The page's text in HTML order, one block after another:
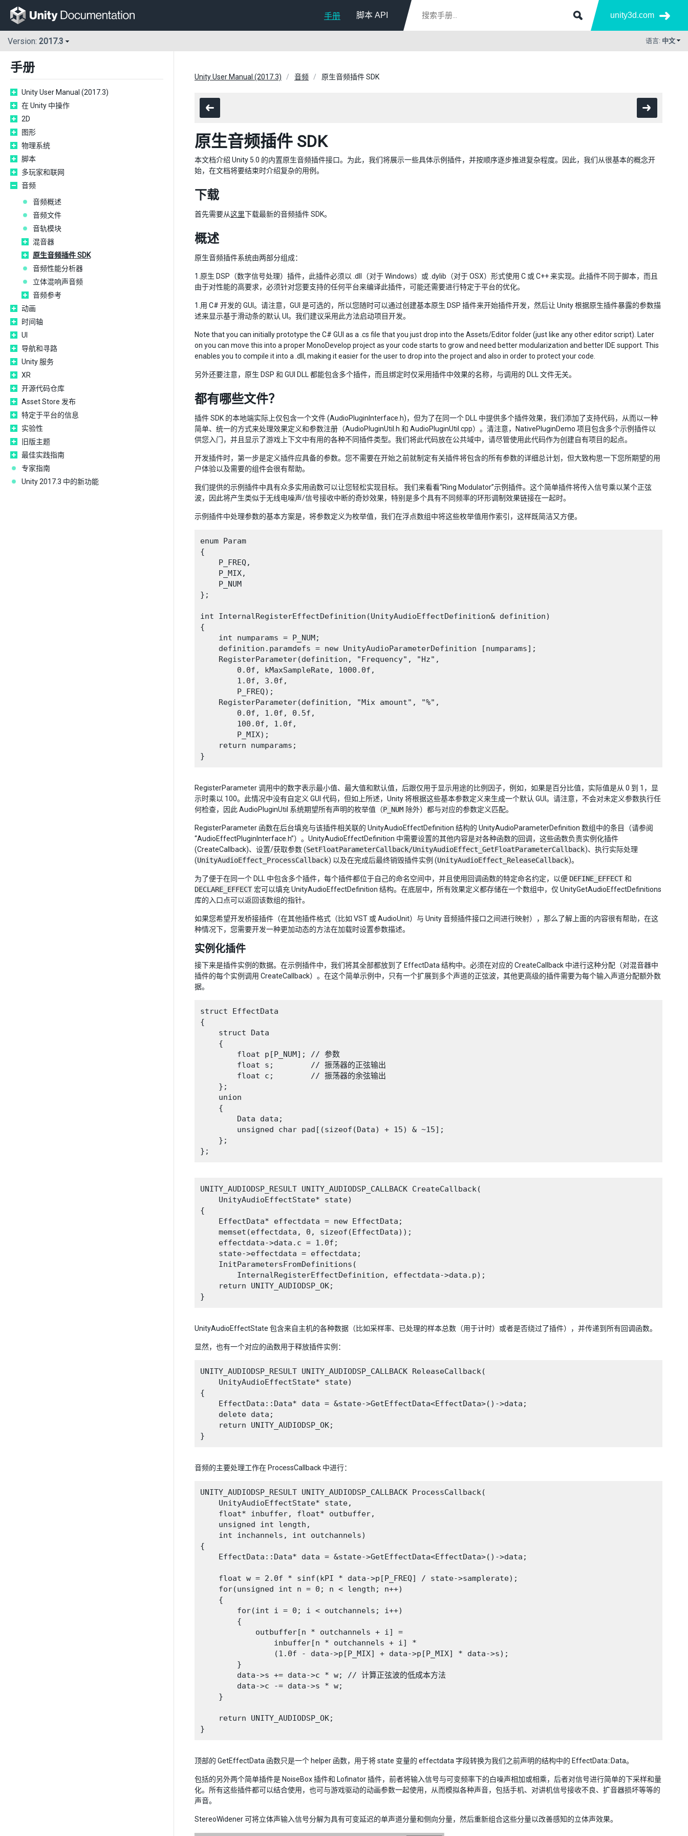
手册 脚本 API unity3d.com
Version: 2017.3 语言: 中文
手册
Unity User Manual (2017.3)
在 Unity 中操作
2D
图形
物理系统
脚本
多玩家和联网
音频
音频概述
音频文件
音轨模块
混音器
原生音频插件 SDK
音频性能分析器
立体混响声音频
音频参考
动画
时间轴
UI
导航和寻路
Unity 服务
XR
开源代码仓库
Asset Store 发布
特定于平台的信息
实验性
旧版主题
最佳实践指南
专家指南
Unity 2017.3 中的新功能
Unity User Manual (2017.3) 音频 原生音频插件 SDK
原生音频插件 SDK
本文档介绍 Unity 5.0 的内置原生音频插件接口。为此，我们将展示一些具体示例插件，并按顺序逐步推进复杂程度。因此，我们从很基本的概念开
始，在文档将要结束时介绍复杂的用例。
下载
首先需要从这里下载最新的音频插件 SDK。
概述
原生音频插件系统由两部分组成：
1.原生 DSP（数字信号处理）插件，此插件必须以 .dll（对于 Windows）或 .dylib（对于 OSX）形式使用 C 或 C++ 来实现。此插件不同于脚本，而且
由于对性能的高要求，必须针对您要支持的任何平台来编译此插件，可能还需要进行特定于平台的优化。
1.用 C# 开发的 GUI。请注意，GUI 是可选的，所以您随时可以通过创建基本原生 DSP 插件来开始插件开发，然后让 Unity 根据原生插件暴露的参数描
述来显示基于滑动条的默认 UI。我们建议采用此方法启动项目开发。
Note that you can initially prototype the C# GUI as a .cs file that you just drop into the Assets/Editor folder (just like any other editor script). Later
on you can move this into a proper MonoDevelop project as your code starts to grow and need better modularization and better IDE support. This
enables you to compile it into a .dll, making it easier for the user to drop into the project and also in order to protect your code.
另外还要注意，原生 DSP 和 GUI DLL 都能包含多个插件，而且绑定时仅采用插件中效果的名称，与调用的 DLL 文件无关。
都有哪些文件？
插件 SDK 的本地端实际上仅包含一个文件 (AudioPluginInterface.h)，但为了在同一个 DLL 中提供多个插件效果，我们添加了支持代码，从而以一种
简单、统一的方式来处理效果定义和参数注册（AudioPluginUtil.h 和 AudioPluginUtil.cpp）。清注意，NativePluginDemo 项目包含多个示例插件以
供您入门，并且显示了游戏上下文中有用的各种不同插件类型。我们将此代码放在公共域中，请尽管使用此代码作为创建自有项目的起点。
开发插件时，第一步是定义插件应具备的参数。您不需要在开始之前就制定有关插件将包含的所有参数的详细总计划，但大致构思一下您所期望的用
户体验以及需要的组件会很有帮助。
我们提供的示例插件中具有众多实用函数可以让您轻松实现目标。 我们来看看“Ring Modulator”示例插件。这个简单插件将传入信号乘以某个正弦
波，因此将产生类似于无线电噪声/信号接收中断的奇妙效果，特别是多个具有不同频率的环形调制效果链接在一起时。
示例插件中处理参数的基本方案是，将参数定义为枚举值，我们在浮点数组中将这些枚举值用作索引，这样既简洁又方便。
enum Param
{
    P_FREQ,
    P_MIX,
    P_NUM
};
int InternalRegisterEffectDefinition(UnityAudioEffectDefinition& definition)
{
    int numparams = P_NUM;
    definition.paramdefs = new UnityAudioParameterDefinition [numparams];
    RegisterParameter(definition, "Frequency", "Hz",
        0.0f, kMaxSampleRate, 1000.0f,
        1.0f, 3.0f,
        P_FREQ);
    RegisterParameter(definition, "Mix amount", "%",
        0.0f, 1.0f, 0.5f,
        100.0f, 1.0f,
        P_MIX);
    return numparams;
RegisterParameter 调用中的数字表示最小值、最大值和默认值，后跟仅用于显示用途的比例因子，例如，如果是百分比值，实际值是从 0 到 1，显
示时乘以 100。此情况中没有自定义 GUI 代码，但如上所述，Unity 将根据这些基本参数定义来生成一个默认 GUI。请注意，不会对未定义参数执行任
何检查，因此 AudioPluginUtil 系统期望所有声明的枚举值（P_NUM 除外）都与对应的参数定义匹配。
RegisterParameter 函数在后台填充与该插件相关联的 UnityAudioEffectDefinition 结构的 UnityAudioParameterDefinition 数组中的条目（请参阅
“AudioEffectPluginInterface.h”）。UnityAudioEffectDefinition 中需要设置的其他内容是对各种函数的回调，这些函数负责实例化插件
(CreateCallback)、设置/获取参数 (SetFloatParameterCallback/UnityAudioEffect_GetFloatParameterCallback)、执行实际处理
(UnityAudioEffect_ProcessCallback) 以及在完成后最终销毁插件实例 (UnityAudioEffect_ReleaseCallback)。
为了便于在同一个 DLL 中包含多个插件，每个插件都位于自己的命名空间中，并且使用回调函数的特定命名约定，以便 DEFINE_EFFECT 和
DECLARE_EFFECT 宏可以填充 UnityAudioEffectDefinition 结构。在底层中，所有效果定义都存储在一个数组中，仅 UnityGetAudioEffectDefinitions
库的入口点可以返回该数组的指针。
如果您希望开发桥接插件（在其他插件格式（比如 VST 或 AudioUnit）与 Unity 音频插件接口之间进行映射），那么了解上面的内容很有帮助，在这
种情况下，您需要开发一种更加动态的方法在加载时设置参数描述。
实例化插件
接下来是插件实例的数据。在示例插件中，我们将其全部都放到了 EffectData 结构中。必须在对应的 CreateCallback 中进行这种分配（对混音器中
插件的每个实例调用 CreateCallback）。在这个简单示例中，只有一个扩展到多个声道的正弦波，其他更高级的插件需要为每个输入声道分配额外数
据。
struct EffectData
{
    struct Data
    {
        float p[P_NUM]; // 参数
        float s;        // 振荡器的正弦输出
        float c;        // 振荡器的余弦输出
    };
    union
    {
        Data data;
        unsigned char pad[(sizeof(Data) + 15) & ~15];
    };
UNITY_AUDIODSP_RESULT UNITY_AUDIODSP_CALLBACK CreateCallback(
    UnityAudioEffectState* state)
{
    EffectData* effectdata = new EffectData;
    memset(effectdata, 0, sizeof(EffectData));
    effectdata->data.c = 1.0f;
    state->effectdata = effectdata;
    InitParametersFromDefinitions(
        InternalRegisterEffectDefinition, effectdata->data.p);
    return UNITY_AUDIODSP_OK;
UnityAudioEffectState 包含来自主机的各种数据（比如采样率、已处理的样本总数（用于计时）或者是否绕过了插件），并传递到所有回调函数。
显然，也有一个对应的函数用于释放插件实例：
UNITY_AUDIODSP_RESULT UNITY_AUDIODSP_CALLBACK ReleaseCallback(
    UnityAudioEffectState* state)
{
    EffectData::Data* data = &state->GetEffectData<EffectData>()->data;
    delete data;
    return UNITY_AUDIODSP_OK;
音频的主要处理工作在 ProcessCallback 中进行：
UNITY_AUDIODSP_RESULT UNITY_AUDIODSP_CALLBACK ProcessCallback(
    UnityAudioEffectState* state,
    float* inbuffer, float* outbuffer,
    unsigned int length,
    int inchannels, int outchannels)
{
    EffectData::Data* data = &state->GetEffectData<EffectData>()->data;
    float w = 2.0f * sinf(kPI * data->p[P_FREQ] / state->samplerate);
    for(unsigned int n = 0; n < length; n++)
    {
        for(int i = 0; i < outchannels; i++)
        {
            outbuffer[n * outchannels + i] =
                inbuffer[n * outchannels + i] *
                (1.0f - data->p[P_MIX] + data->p[P_MIX] * data->s);
        }
        data->s += data->c * w; // 计算正弦波的低成本方法
        data->c -= data->s * w;
    }
    return UNITY_AUDIODSP_OK;
顶部的 GetEffectData 函数只是一个 helper 函数，用于将 state 变量的 effectdata 字段转换为我们之前声明的结构中的 EffectData::Data。
包括的另外两个简单插件是 NoiseBox 插件和 Lofinator 插件，前者将输入信号与可变频率下的白噪声相加或相乘，后者对信号进行简单的下采样和量
化。所有这些插件都可以结合使用，也可与游戏驱动的动画参数一起使用，从而模拟各种声音，包括手机、对讲机信号接收不良、扩音器损坏等等的
声音。
StereoWidener 可将立体声输入信号分解为具有可变延迟的单声道分量和侧向分量，然后重新组合这些分量以改善感知的立体声效果。